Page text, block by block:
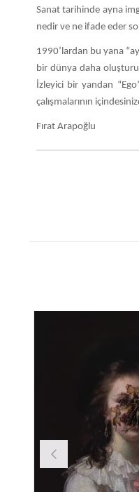
Sanat tarihinde ayna
nedir ve ne ifade eder
1990’lardan bu yana
bir dünya daha
İzleyici bir yandan
çalışmalarının
Fırat Arapoğlu